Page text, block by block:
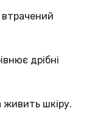
втрачений
дрібні
живить шкіру.